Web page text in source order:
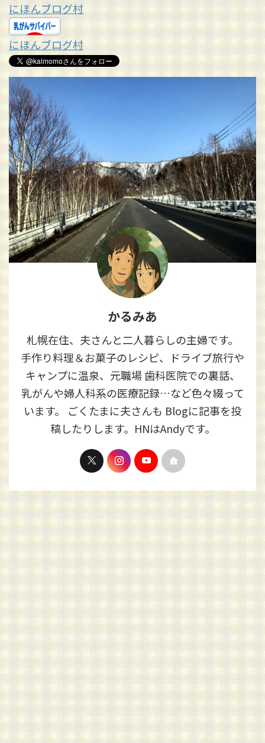
にほんブログ村
にほんブログ村
かるみあ
札幌在住、夫さんと二人暮らしの主婦です。
手作り料理＆お菓子のレシピ、ドライブ旅行や
キャンプに温泉、元職場 歯科医院での裏話、
乳がんや婦人科系の医療記録…など色々綴って
います。 ごくたまに夫さんも Blogに記事を投
稿したりします。HNはAndyです。